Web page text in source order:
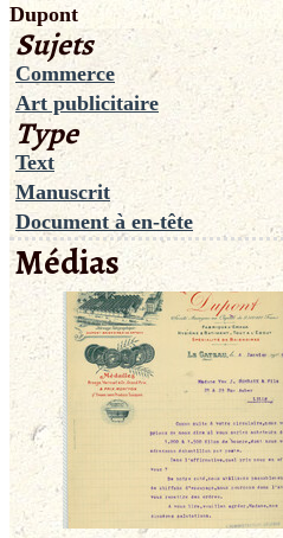
Dupont
Sujets
Commerce
Art publicitaire
Type
Text
Manuscrit
Document à en-tête
Médias